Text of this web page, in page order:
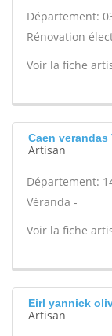
Département:
Rénovation
Voir la fiche
Caen verandas
Artisan
Département:
Véranda -
Voir la fiche
Eirl yannick
Artisan